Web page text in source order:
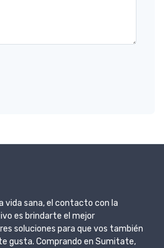
vida sana, el contacto con la
es brindarte el mejor
soluciones para que vos también
gusta. Comprando en Sumitate,